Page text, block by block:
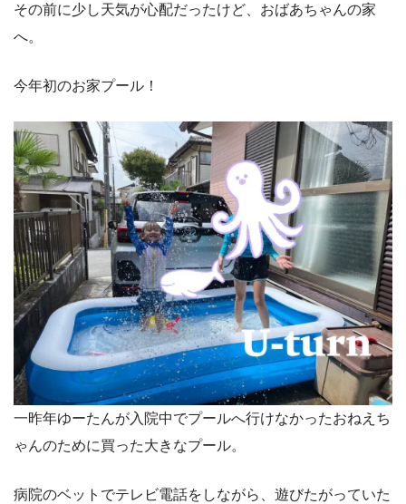
その前に少し天気が心配だったけど、おばあちゃんの家
へ。
今年初のお家プール！
一昨年ゆーたんが入院中でプールへ行けなかったおねえち
ゃんのために買った大きなプール。
病院のベットでテレビ電話をしながら、遊びたがっていた